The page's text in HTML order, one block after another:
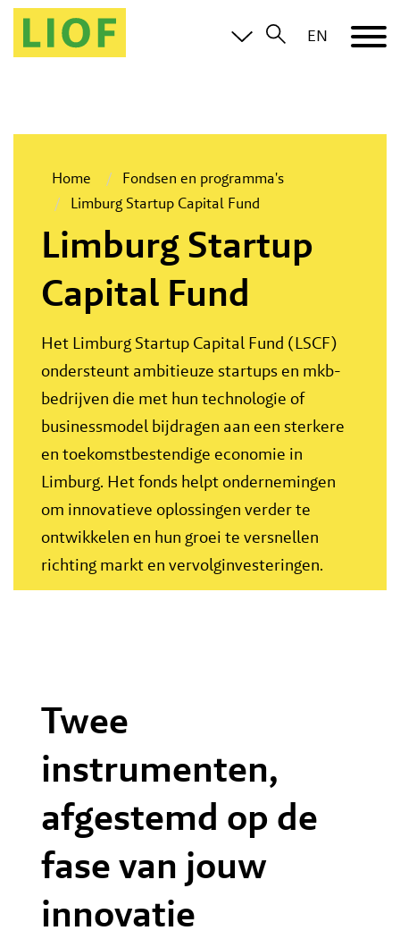
EN
Home
Fondsen en programma's
Limburg Startup Capital Fund
Limburg Startup
Capital Fund
Het Limburg Startup Capital Fund (LSCF)
ondersteunt ambitieuze startups en mkb-
bedrijven die met hun technologie of
businessmodel bijdragen aan een sterkere
en toekomstbestendige economie in
Limburg. Het fonds helpt ondernemingen
om innovatieve oplossingen verder te
ontwikkelen en hun groei te versnellen
richting markt en vervolginvesteringen.
Twee
instrumenten,
afgestemd op de
fase van jouw
innovatie